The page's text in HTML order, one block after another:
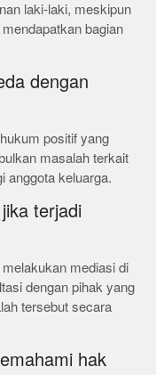
laki-laki, meskipun
bagian
dengan
positif yang
masalah terkait
anggota keluarga.
terjadi
mediasi di
dengan pihak yang
tersebut secara
hak